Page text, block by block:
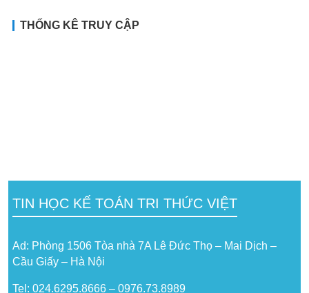
THỐNG KÊ TRUY CẬP
TIN HỌC KẾ TOÁN TRI THỨC VIỆT
Ad: Phòng 1506 Tòa nhà 7A Lê Đức Thọ – Mai Dịch –
Cầu Giấy – Hà Nội
Tel: 024.6295.8666 – 0976.73.8989